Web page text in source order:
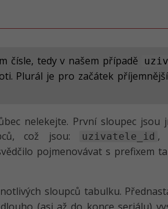
čísle, tedy v našem případě
Plurál je pro začátek
nelekejte. První sloupec jsou
což jsou:
uzivatele_id ,
pojmenovávat s prefixem
sloupců tabulku.